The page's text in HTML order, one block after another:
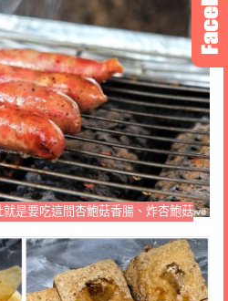
是要吃這間杏鮑菇香腸、炸杏鮑菇